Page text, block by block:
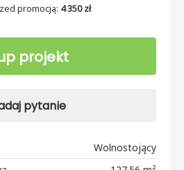
promocją: 4 350 zł
projekt
pytanie
Wolnostojący